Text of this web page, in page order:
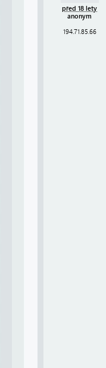
před 18 lety
anonym
194.71.85.66